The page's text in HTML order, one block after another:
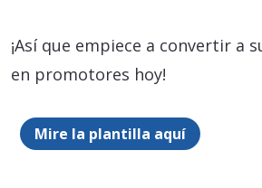
¡Así que empiece a convertir a
en promotores hoy!
Mire la plantilla aquí